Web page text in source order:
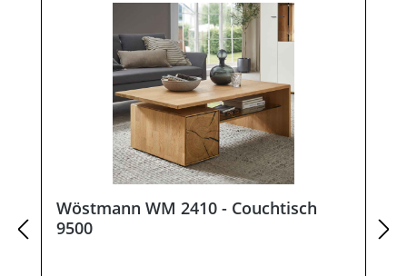
Wöstmann WM 2410 - Couchtisch
9500